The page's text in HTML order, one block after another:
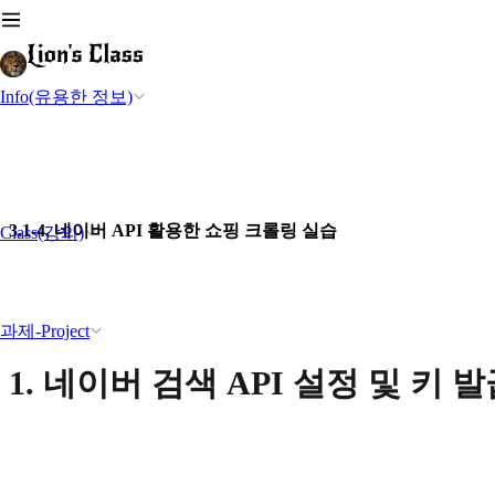
Info(유용한 정보)
Class(강의)
과제-Project
3.1-4. 네이버 API 활용한 쇼핑 크롤링 실습
1. 네이버 검색 API 설정 및 키 발